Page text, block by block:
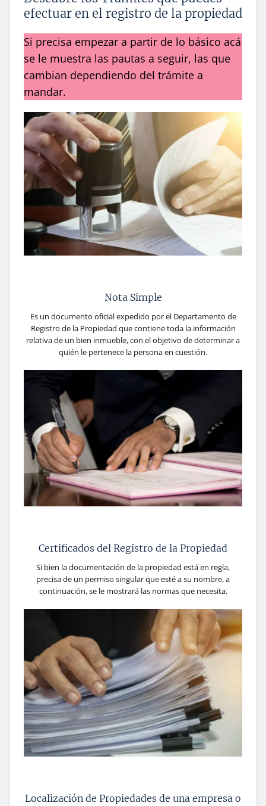
efectuar en el registro de la propiedad
Si precisa empezar a partir de lo básico acá
se le muestra las pautas a seguir, las que
cambian dependiendo del trámite a
mandar.
Nota Simple
Es un documento oficial expedido por el Departamento de
Registro de la Propiedad que contiene toda la información
relativa de un bien inmueble, con el objetivo de determinar a
quién le pertenece la persona en cuestión.
Certificados del Registro de la Propiedad
Si bien la documentación de la propiedad está en regla,
precisa de un permiso singular que esté a su nombre, a
continuación, se le mostrará las normas que necesita.
Localización de Propiedades de una empresa o